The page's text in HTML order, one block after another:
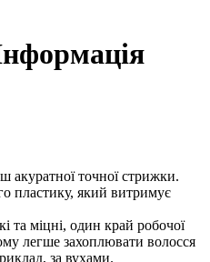
акуратної точної стрижки.
пластику, який витримує
та міцні, один край робочої
легше захоплювати волосся
за вухами.